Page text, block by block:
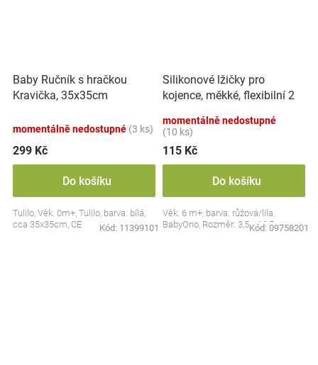
Baby Ručník s hračkou
Kravička, 35x35cm
momentálně nedostupné (3 ks)
299 Kč
Do košíku
Tulilo, Věk: 0m+, Tulilo, barva: bílá,
cca 35x35cm, CE
Kód: 11399101
Silikonové lžičky pro
kojence, měkké, flexibilní 2
momentálně nedostupné
(10 ks)
115 Kč
Do košíku
Věk: 6 m+, barva: růžová/lila,
BabyOno, Rozměr: 3,5 x 10,5 cm
Kód: 09758201